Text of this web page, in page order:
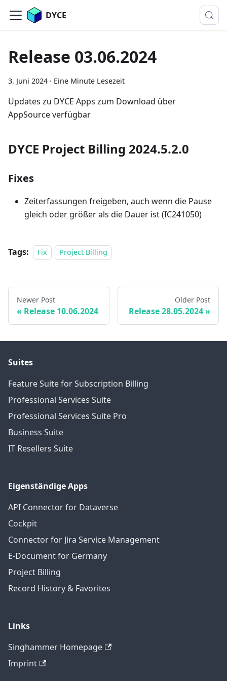
DYCE
Release 03.06.2024
3. Juni 2024 · Eine Minute Lesezeit
Updates zu DYCE Apps zum Download über
AppSource verfügbar
DYCE Project Billing 2024.5.2.0
Fixes
Zeiterfassungen freigeben, auch wenn die Pause
gleich oder größer als die Dauer ist (IC241050)
Tags: Fix Project Billing
Newer Post
Release 10.06.2024
Older Post
Release 28.05.2024
Suites
Feature Suite for Subscription Billing
Professional Services Suite
Professional Services Suite Pro
Business Suite
IT Resellers Suite
Eigenständige Apps
API Connector for Dataverse
Cockpit
Connector for Jira Service Management
E-Document for Germany
Project Billing
Record History & Favorites
Links
Singhammer Homepage
Imprint